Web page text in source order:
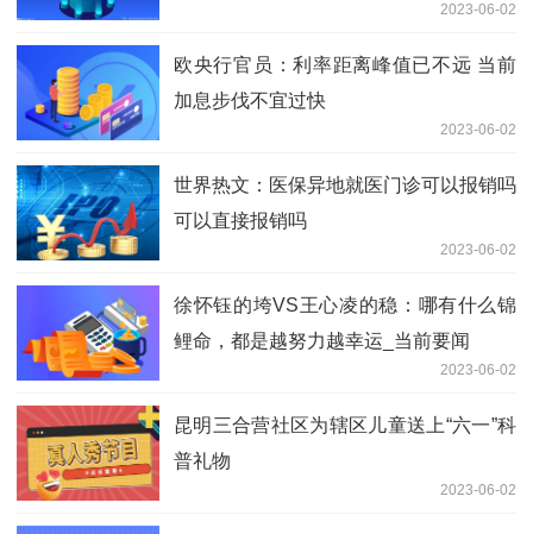
2023-06-02
欧央行官员：利率距离峰值已不远 当前
加息步伐不宜过快
2023-06-02
世界热文：医保异地就医门诊可以报销吗
可以直接报销吗
2023-06-02
徐怀钰的垮VS王心凌的稳：哪有什么锦
鲤命，都是越努力越幸运_当前要闻
2023-06-02
昆明三合营社区为辖区儿童送上“六一”科
普礼物
2023-06-02